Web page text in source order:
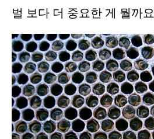
벌 보다 더 중요한 게 뭘까